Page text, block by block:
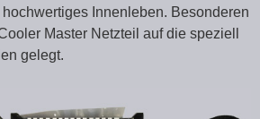
Innenleben. Besonderen
Master Netzteil auf die speziell
gelegt.